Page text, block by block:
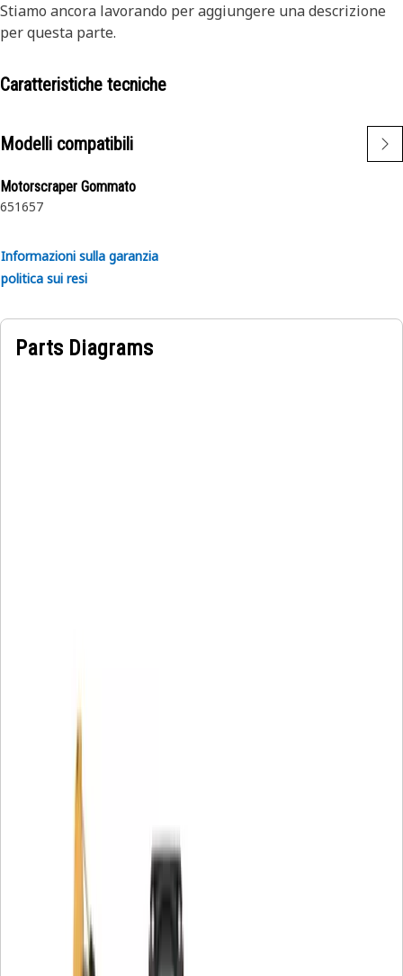
Stiamo ancora lavorando per aggiungere una descrizione
per questa parte.
Caratteristiche tecniche
Modelli compatibili
Motorscraper Gommato
651657
Informazioni sulla garanzia
politica sui resi
Parts Diagrams